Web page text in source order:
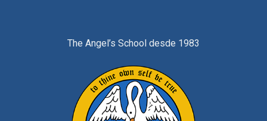
The Angel’s School desde 1983